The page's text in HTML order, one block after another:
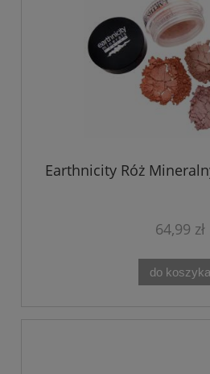
Earthnicity Róż
64,99 zł
do koszyka